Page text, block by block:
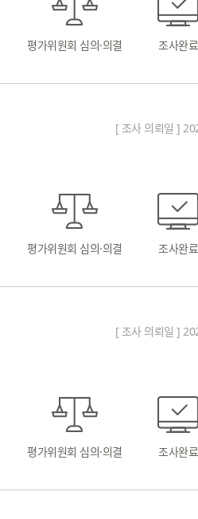
평가위원회 심의·의결 조사완료
[ 조사 의뢰일 ]
평가위원회 심의·의결 조사완료
[ 조사 의뢰일 ]
평가위원회 심의·의결 조사완료